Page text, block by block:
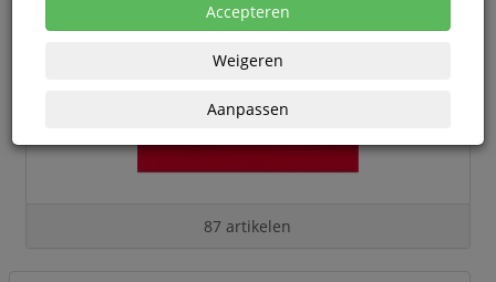
87 artikelen
Accepteren
Weigeren
Aanpassen